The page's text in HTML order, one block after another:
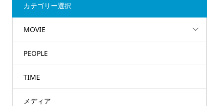
カテゴリー選択
MOVIE
PEOPLE
TIME
メディア